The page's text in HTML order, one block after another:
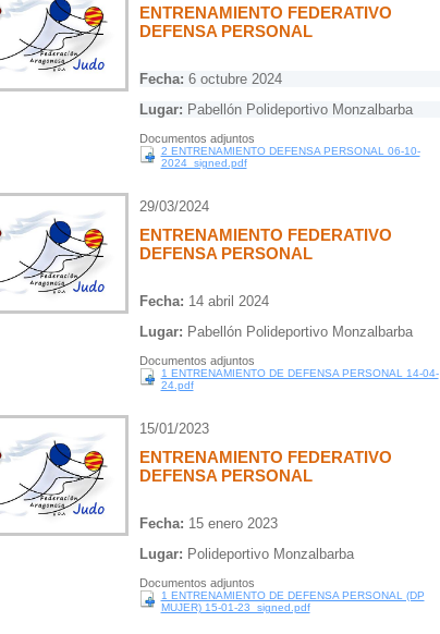
ENTRENAMIENTO FEDERATIVO
DEFENSA PERSONAL
Fecha: 6 octubre 2024
Lugar: Pabellón Polideportivo Monzalbarba
Documentos adjuntos
2 ENTRENAMIENTO DEFENSA PERSONAL 06-10-
2024_signed.pdf
29/03/2024
ENTRENAMIENTO FEDERATIVO
DEFENSA PERSONAL
Fecha: 14 abril 2024
Lugar: Pabellón Polideportivo Monzalbarba
Documentos adjuntos
1 ENTRENAMIENTO DE DEFENSA PERSONAL 14-04-
24.pdf
15/01/2023
ENTRENAMIENTO FEDERATIVO
DEFENSA PERSONAL
Fecha: 15 enero 2023
Lugar: Polideportivo Monzalbarba
Documentos adjuntos
1 ENTRENAMIENTO DE DEFENSA PERSONAL (DP
MUJER) 15-01-23_signed.pdf